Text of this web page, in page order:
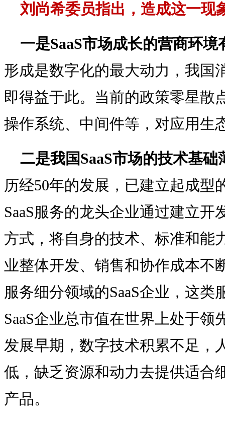
刘尚希委员指出，造成这一现
一是SaaS市场成长的营商环境
形成是数字化的最大动力，我国
即得益于此。当前的政策零星散
操作系统、中间件等，对应用生
二是我国SaaS市场的技术基础
历经50年的发展，已建立起成型
SaaS服务的龙头企业通过建立开
方式，将自身的技术、标准和能
业整体开发、销售和协作成本不
服务细分领域的SaaS企业，这类
SaaS企业总市值在世界上处于领
发展早期，数字技术积累不足，
低，缺乏资源和动力去提供适合
产品。